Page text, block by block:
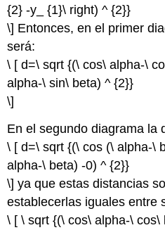
{2} -y_ {1}\ right) ^ {2}}
\] Entonces, en el primer
será:
\ [ d=\ sqrt {(\ cos\ alpha-\
alpha-\ sin\ beta) ^ {2}}
\]
En el segundo diagrama la
\ [ d=\ sqrt {(\ cos (\ alpha-\
alpha-\ beta) -0) ^ {2}}
\] ya que estas distancias
establecerlas iguales entre
\ [ \ sqrt {(\ cos\ alpha-\